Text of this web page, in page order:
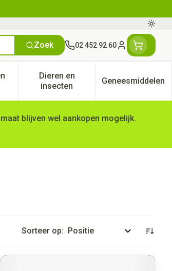
Zoek 02 452 92 60
Klant menu
geneeskunde categorie
voor Thuiszorg en EHBO categorie
Dieren en
insectenToon submenu voor Dieren
Geneesmiddelen
Toon
blijven wel aankopen mogelijk.
Sorteer op: